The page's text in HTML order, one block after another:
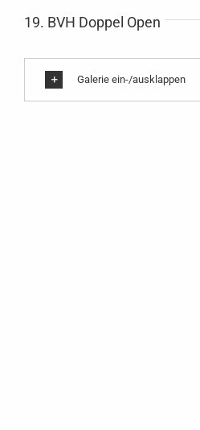
19. BVH Doppel Open
Galerie ein-/ausklappen